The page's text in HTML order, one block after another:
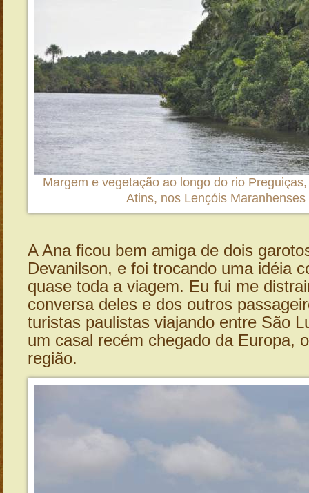
Margem e vegetação ao longo do rio
Atins, nos Lençóis Maranhenses
A Ana ficou bem amiga de dois
Devanilson, e foi trocando uma idéia
quase toda a viagem. Eu fui me
conversa deles e dos outros
turistas paulistas viajando entre São
um casal recém chegado da Europa,
região.